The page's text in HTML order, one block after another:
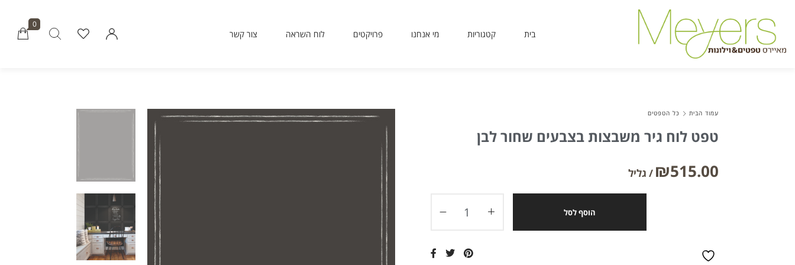
even hire freelancers. With an industry-leading
marketplace paired with an unlimited
subscription service, Envato helps creatives
like you get projects done faster.
Community
בית קטגוריות מי אנחנו פרויקטים לוח השראה צור קשר
0
עמוד הבית כל הטפטים
טפט לוח גיר משבצות בצבעים שחור לבן
₪515.00
הוסף לסל